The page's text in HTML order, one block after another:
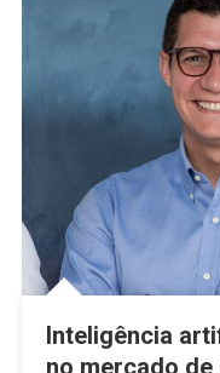
Inteligência
no mercado